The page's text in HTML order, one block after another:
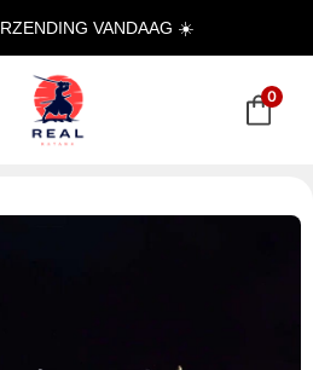
VANDAAG ☀️
0